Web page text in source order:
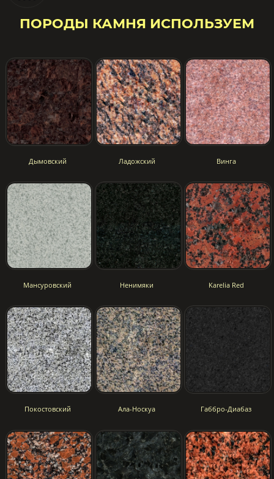
ПОРОДЫ КАМНЯ ИСПОЛЬЗУЕМ
Дымовский Ладожский Винга
Мансуровский Ненимяки Karelia Red
Покостовский Ала-Носкуа Габбро-Диабаз